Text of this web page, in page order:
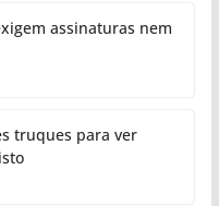
assinaturas nem
truques para ver